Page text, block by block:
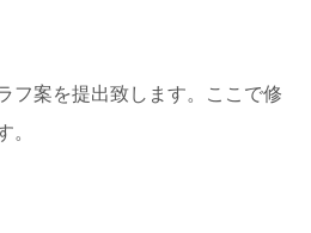
フ案を提出致します。ここで修
。